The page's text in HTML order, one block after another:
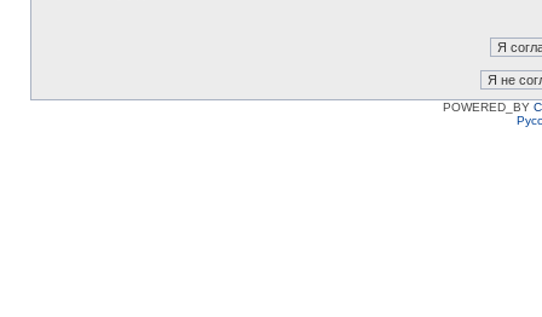
POWERED_BY